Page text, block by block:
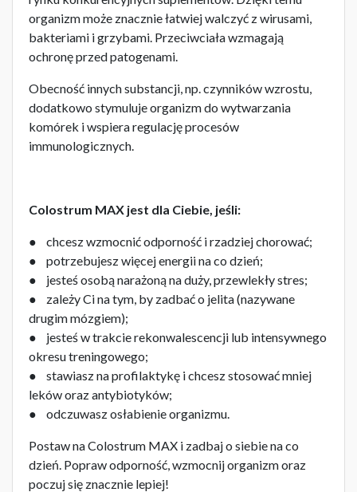
organizm może znacznie łatwiej walczyć z wirusami,
bakteriami i grzybami. Przeciwciała wzmagają
ochronę przed patogenami.
Obecność innych substancji, np. czynników wzrostu,
dodatkowo stymuluje organizm do wytwarzania
komórek i wspiera regulację procesów
immunologicznych.
Colostrum MAX jest dla Ciebie, jeśli:
● chcesz wzmocnić odporność i rzadziej chorować;
● potrzebujesz więcej energii na co dzień;
● jesteś osobą narażoną na duży, przewlekły stres;
● zależy Ci na tym, by zadbać o jelita (nazywane
drugim mózgiem);
● jesteś w trakcie rekonwalescencji lub intensywnego
okresu treningowego;
● stawiasz na profilaktykę i chcesz stosować mniej
leków oraz antybiotyków;
● odczuwasz osłabienie organizmu.
Postaw na Colostrum MAX i zadbaj o siebie na co
dzień. Popraw odporność, wzmocnij organizm oraz
poczuj się znacznie lepiej!